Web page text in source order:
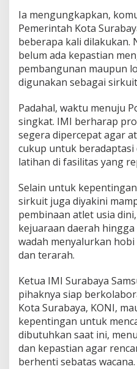
u
a
I
M
I
S
u
b
a
y
a
T
a
i
h
J
a
n
j
e
m
k
o
t
Ia mengungkapkan,
Pemerintah Kota
beberapa kali dilakukan.
belum ada kepastian
pembangunan maupun
digunakan sebagai
Padahal, waktu menuju
singkat. IMI berharap
segera dipercepat agar
cukup untuk
latihan di fasilitas yang
Selain untuk
sirkuit juga diyakini
pembinaan atlet usia
kejuaraan daerah
wadah menyalurkan
dan terarah.
Ketua IMI Surabaya
pihaknya siap
Kota Surabaya, KONI,
kepentingan untuk
dibutuhkan saat ini,
dan kepastian agar
berhenti sebatas wacana.